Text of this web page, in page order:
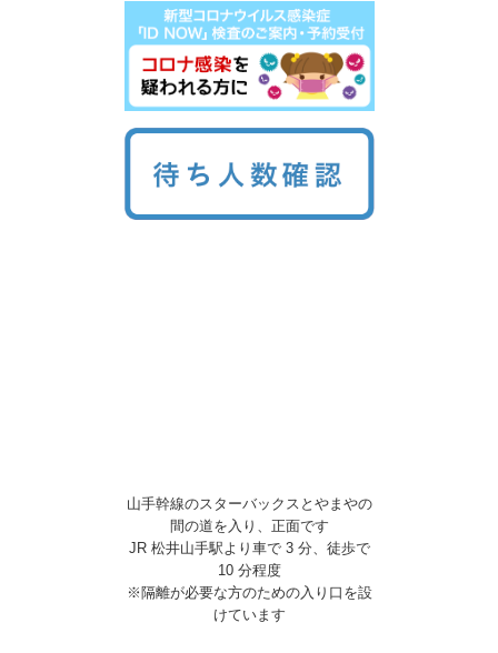
山手幹線のスターバックスとやまやの
間の道を入り、正面です
JR 松井山手駅より車で 3 分、徒歩で
10 分程度
※隔離が必要な方のための入り口を設
けています